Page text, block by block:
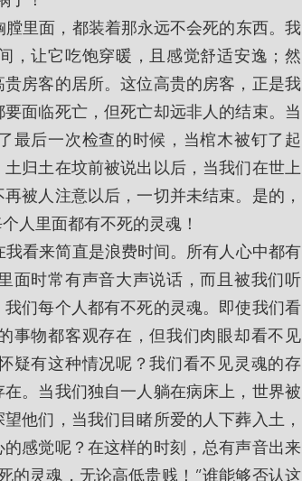
，让它吃饱穿暖，且感觉舒适安逸；然
房客的居所。这位高贵的房客，正是我
面临死亡，但死亡却远非人的结束。当
最后一次检查的时候，当棺木被钉了起
归土在坟前被说出以后，当我们在世上
被人注意以后，一切并未结束。是的，
人里面都有不死的灵魂！
面时常有声音大声说话，而且被我们听
们每个人都有不死的灵魂。即使我们看
事物都客观存在，但我们肉眼却看不见
疑有这种情况呢？我们看不见灵魂的存
。当我们独自一人躺在病床上，世界被
他们，当我们目睹所爱的人下葬入土，
感觉呢？在这样的时刻，总有声音出来
的灵魂，无论高低贵贱！”谁能够否认这